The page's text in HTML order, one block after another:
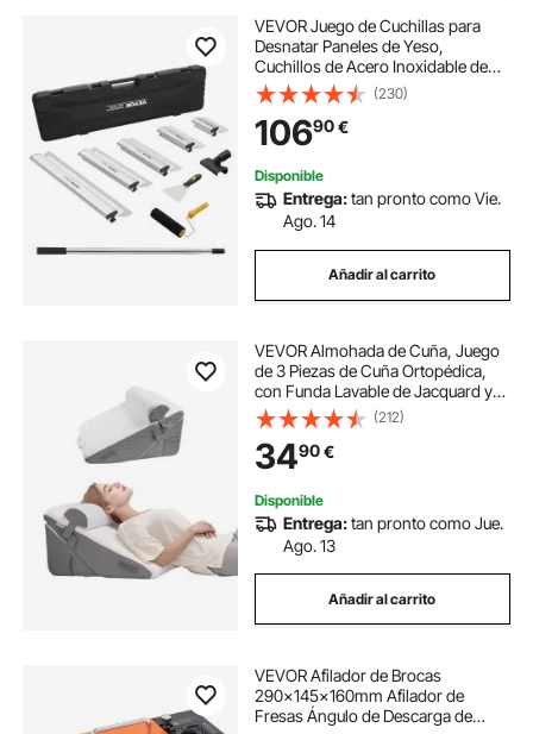
cuchillas de tornos
cuchillos de torno cuchillas para el torno
como afilar un cuchillo de sierra
cuchilla para tela cuchillas sierra
cuchillas de sierra
VEVOR Juego de Cuchillas para
Desnatar Paneles de Yeso,
Cuchillos de Acero Inoxidable de
178/254/356/406/610 mm y Mango
de Extensión de 862 - 2072 mm,
Herramientas Profesionales para
Placa de Yeso
(230)
10690€
Disponible
Entrega:tan pronto como Vie.
Ago. 14
Añadir al carrito
VEVOR Almohada de Cuña, Juego
de 3 Piezas de Cuña Ortopédica,
con Funda Lavable de Jacquard y
Soporte de Espuma, para Aliviar el
Reflujo Ácido, el Dolor de Espalda y
los Ronquidos, Blanco/Gris
(212)
3490€
Disponible
Entrega:tan pronto como Jue.
Ago. 13
Añadir al carrito
VEVOR Afilador de Brocas
290x145x160mm Afilador de
Fresas Ángulo de Descarga de